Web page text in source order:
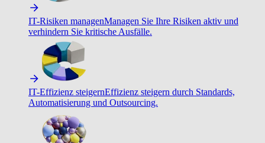
IT-Risiken managenManagen Sie Ihre Risiken aktiv und
verhindern Sie kritische Ausfälle.
IT-Effizienz steigernEffizienz steigern durch Standards,
Automatisierung und Outsourcing.